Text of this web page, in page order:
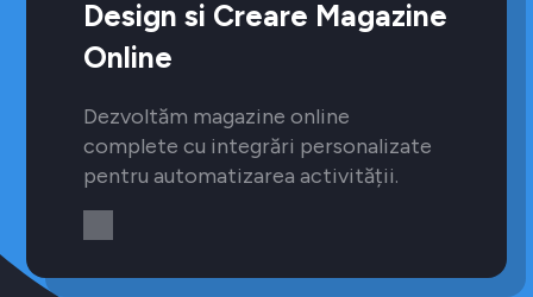
Design si Creare Magazine
Online
Dezvoltăm magazine online
complete cu integrări personalizate
pentru automatizarea activității.